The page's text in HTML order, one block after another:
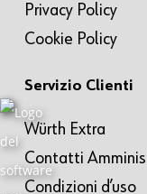
Privacy Policy
Cookie Policy
Servizio Clienti
Würth Extra
Contatti
Condizioni d’uso